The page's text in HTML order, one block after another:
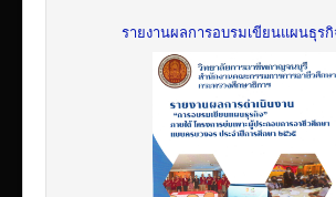
รายงานผลการอบรมเขียนแผนธุร